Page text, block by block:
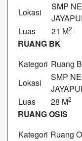
Lokasi
SMP
Luas
21 M2
RUANG BK
Kategori Ruang
Lokasi
SMP
Luas
28 M2
RUANG OSIS
Kategori Ruang